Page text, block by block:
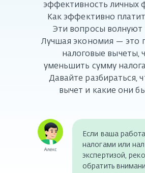
эффективность личных
Как эффективно
Эти вопросы волнуют
Лучшая экономия — это
налоговые вычеты,
уменьшить сумму
Давайте разбираться,
вычет и какие они
Если ваша
налогами или
экспертизой,
обратить